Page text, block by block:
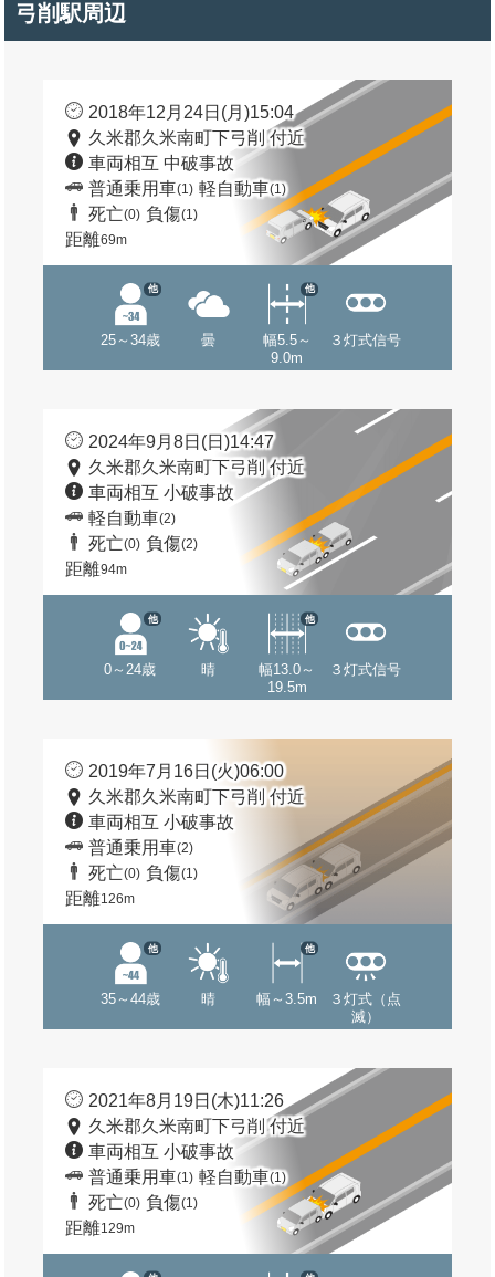
弓削駅周辺
2018年12月24日(月)15:04
久米郡久米南町下弓削 付近
車両相互 中破事故
普通乗用車(1) 軽自動車(1)
死亡(0) 負傷(1)
距離69m
25～34歳
他
曇
幅5.5～
9.0m
他
３灯式信号
2024年9月8日(日)14:47
久米郡久米南町下弓削 付近
車両相互 小破事故
軽自動車(2)
死亡(0) 負傷(2)
距離94m
0～24歳
他
晴
幅13.0～
19.5m
他
３灯式信号
2019年7月16日(火)06:00
久米郡久米南町下弓削 付近
車両相互 小破事故
普通乗用車(2)
死亡(0) 負傷(1)
距離126m
35～44歳
他
晴 幅～3.5m
他
３灯式（点
滅）
2021年8月19日(木)11:26
久米郡久米南町下弓削 付近
車両相互 小破事故
普通乗用車(1) 軽自動車(1)
死亡(0) 負傷(1)
距離129m